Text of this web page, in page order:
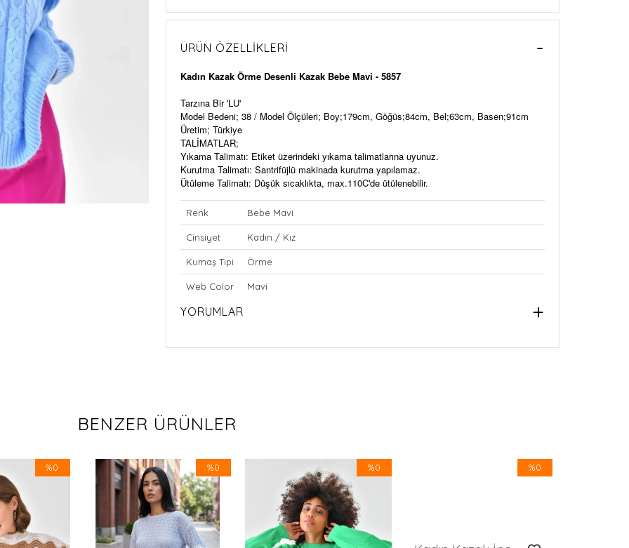
ÜRÜN ÖZELLIKLERI
Kadın Kazak Örme Desenli Kazak Bebe Mavi - 5857
Tarzına Bir 'LU'
Model Bedeni; 38 / Model Ölçüleri; Boy;179cm, Göğüs;84cm, Bel;63cm, Basen;91cm
Üretim; Türkiye
TALİMATLAR;
Yıkama Talimatı: Etiket üzerindeki yıkama talimatlarına uyunuz.
Kurutma Talimatı: Santrifüjlü makinada kurutma yapılamaz.
Ütüleme Talimatı: Düşük sıcaklıkta, max.110C'de ütülenebilir.
Renk Bebe Mavi
Cinsiyet Kadın / Kız
Kumaş Tipi Örme
Web Color Mavi
YORUMLAR
BENZER ÜRÜNLER
%0 %0 %0 %0